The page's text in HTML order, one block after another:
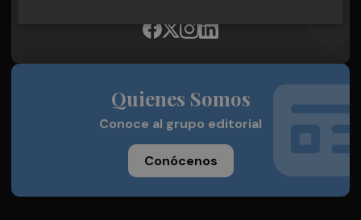
Quienes Somos
Conoce al grupo editorial
Conócenos